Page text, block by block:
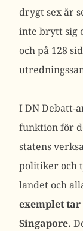
drygt sex år
inte brytt sig
och på 128
I DN Debatt-
funktion för
statens
politiker och
landet och
exemplet tar
Singapore.